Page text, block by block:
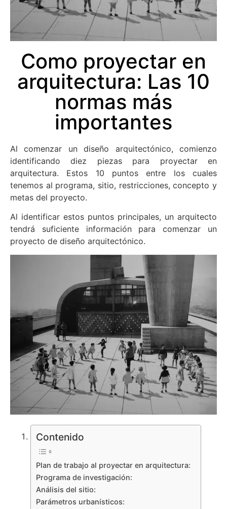
Como proyectar en
arquitectura: Las 10
normas más
importantes
Al comenzar un diseño arquitectónico, comienzo
identificando diez piezas para proyectar en
arquitectura. Estos 10 puntos entre los cuales
tenemos al programa, sitio, restricciones, concepto y
metas del proyecto.
Al identificar estos puntos principales, un arquitecto
tendrá suficiente información para comenzar un
proyecto de diseño arquitectónico.
Contenido
Plan de trabajo al proyectar en arquitectura:
Programa de investigación:
Análisis del sitio:
Parámetros urbanísticos: